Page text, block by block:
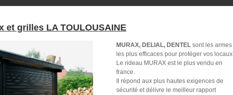
et grilles LA TOULOUSAINE
MURAX, DELIAL, DENTEL sont les armes
les plus efficaces pour protéger vos locaux
Le rideau MURAX est le plus vendu en
france.
Il répond aux plus hautes exigences de
sécurité et délivre le meilleur rapport